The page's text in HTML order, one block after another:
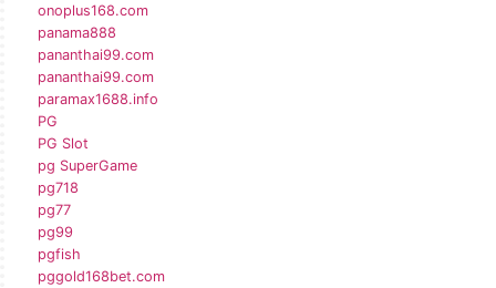
onoplus168.com
panama888
pananthai99.com
pananthai99.com
paramax1688.info
PG
PG Slot
pg SuperGame
pg718
pg77
pg99
pgfish
pggold168bet.com